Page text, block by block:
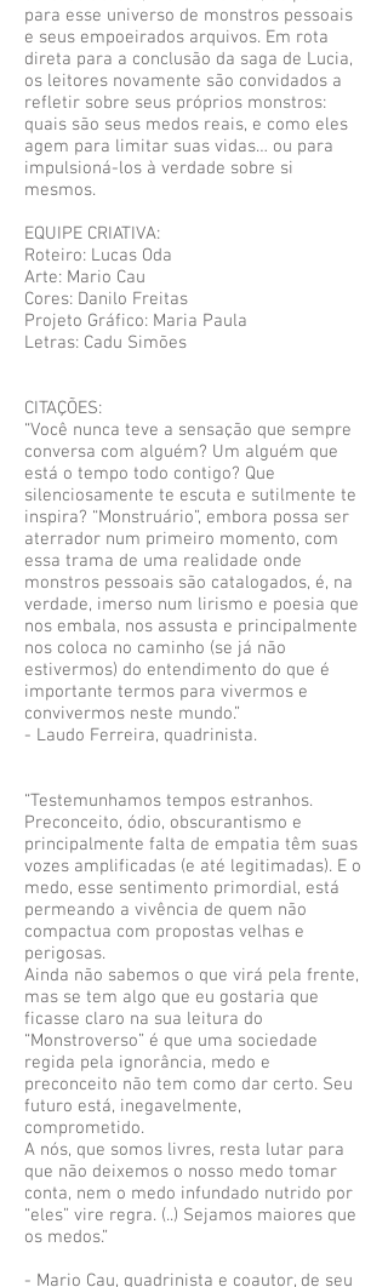
para esse universo de monstros pessoais
e seus empoeirados arquivos. Em rota
direta para a conclusão da saga de Lucia,
os leitores novamente são convidados a
refletir sobre seus próprios monstros:
quais são seus medos reais, e como eles
agem para limitar suas vidas… ou para
impulsioná-los à verdade sobre si
mesmos.
EQUIPE CRIATIVA:
Roteiro: Lucas Oda
Arte: Mario Cau
Cores: Danilo Freitas
Projeto Gráfico: Maria Paula
Letras: Cadu Simões
CITAÇÕES:
“Você nunca teve a sensação que sempre
conversa com alguém? Um alguém que
está o tempo todo contigo? Que
silenciosamente te escuta e sutilmente te
inspira? “Monstruário”, embora possa ser
aterrador num primeiro momento, com
essa trama de uma realidade onde
monstros pessoais são catalogados, é, na
verdade, imerso num lirismo e poesia que
nos embala, nos assusta e principalmente
nos coloca no caminho (se já não
estivermos) do entendimento do que é
importante termos para vivermos e
convivermos neste mundo.”
- Laudo Ferreira, quadrinista.
“Testemunhamos tempos estranhos.
Preconceito, ódio, obscurantismo e
principalmente falta de empatia têm suas
vozes amplificadas (e até legitimadas). E o
medo, esse sentimento primordial, está
permeando a vivência de quem não
compactua com propostas velhas e
perigosas.
Ainda não sabemos o que virá pela frente,
mas se tem algo que eu gostaria que
ficasse claro na sua leitura do
“Monstroverso” é que uma sociedade
regida pela ignorância, medo e
preconceito não tem como dar certo. Seu
futuro está, inegavelmente,
comprometido.
A nós, que somos livres, resta lutar para
que não deixemos o nosso medo tomar
conta, nem o medo infundado nutrido por
“eles” vire regra. (..) Sejamos maiores que
os medos.”
- Mario Cau, quadrinista e coautor, de seu